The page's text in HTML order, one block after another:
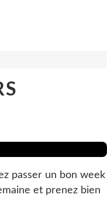
passer un bon week
et prenez bien